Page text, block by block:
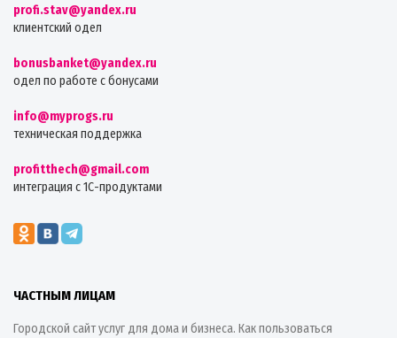
profi.stav@yandex.ru
клиентский одел
bonusbanket@yandex.ru
одел по работе с бонусами
info@myprogs.ru
техническая поддержка
profitthech@gmail.com
интеграция с 1С-продуктами
ЧАСТНЫМ ЛИЦАМ
Городской сайт услуг для дома и бизнеса. Как пользоваться